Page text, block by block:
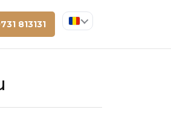
813131